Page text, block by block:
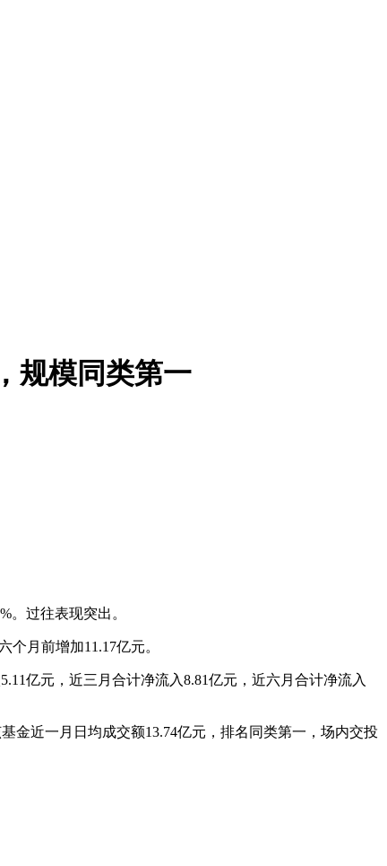
规模同类第一
。过往表现突出。
月前增加11.17亿元。
亿元，近三月合计净流入8.81亿元，近六月合计净流入
金近一月日均成交额13.74亿元，排名同类第一，场内交投